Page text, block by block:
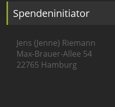
Spendeninitiator
Jens (Jenne) Riemann
Max-Brauer-Allee 54
22765 Hamburg